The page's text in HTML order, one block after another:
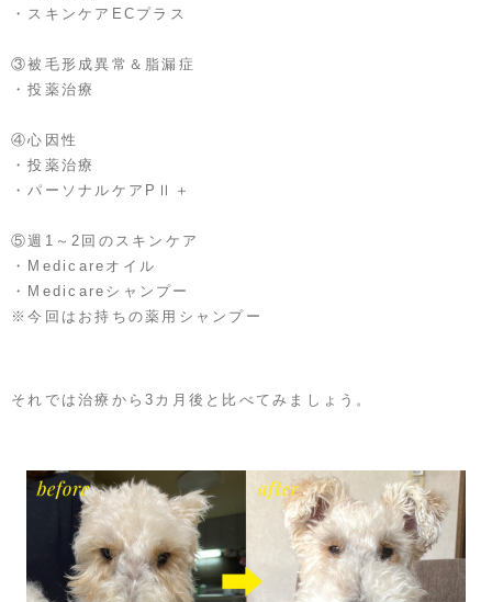
・スキンケアECプラス
③被毛形成異常＆脂漏症
・投薬治療
④心因性
・投薬治療
・パーソナルケアPⅡ＋
⑤週1～2回のスキンケア
・Medicareオイル
・Medicareシャンプー
※今回はお持ちの薬用シャンプー
それでは治療から3カ月後と比べてみましょう。